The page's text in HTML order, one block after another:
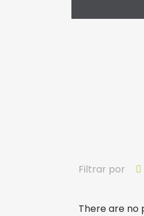
Filtrar por
There are no